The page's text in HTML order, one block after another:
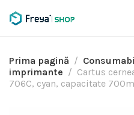
Prima pagină
imprimante
Cartus
706C, cyan, capacitate